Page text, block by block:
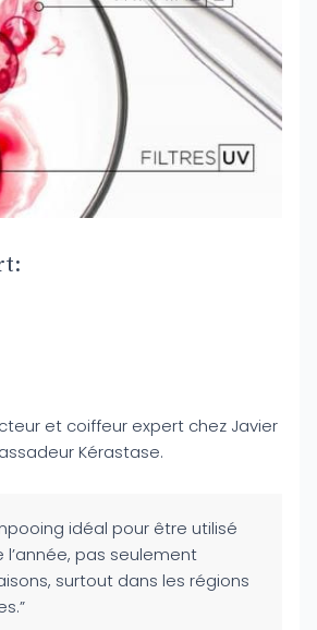
et coiffeur expert chez Javier
Kérastase.
idéal pour être utilisé
pas seulement
surtout dans les régions